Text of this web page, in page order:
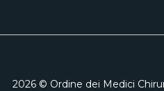
2026© Ordine dei Medici